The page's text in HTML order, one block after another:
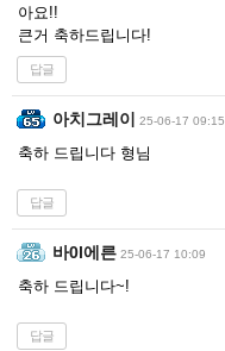
아요!!
큰거 축하드립니다!
답글
아치그레이 25-06-17 09:15
축하 드립니다 형님
답글
바0l에른 25-06-17 10:09
축하 드립니다~!
답글